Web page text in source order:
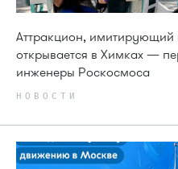
Аттракцион, имитирующий
открывается в Химках —
инженеры Роскосмоса
НОВОСТИ